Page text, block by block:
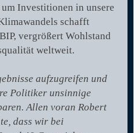
Investitionen in unsere
schafft
vergrößert Wohlstand
weltweit.
aufzugreifen und
Politiker unsinnige
Allen voran Robert
dass wir bei